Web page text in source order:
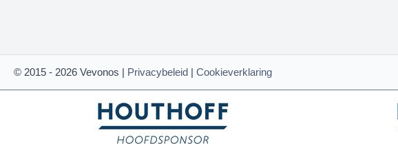
© 2015 - 2026 Vevonos | Privacybeleid | Cookieverklaring